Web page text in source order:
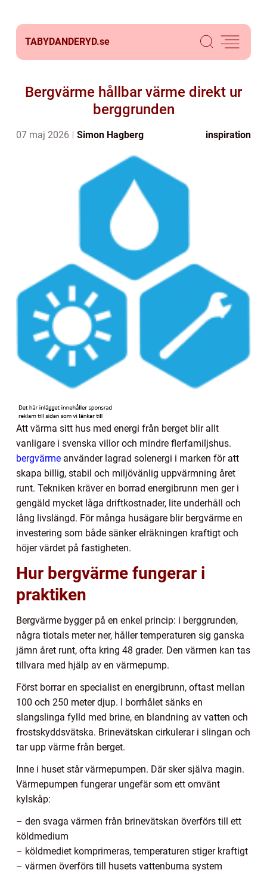
TABYDANDERYD.se
Bergvärme hållbar värme direkt ur
berggrunden
07 maj 2026 Simon Hagberg inspiration
Att värma sitt hus med energi från berget blir allt
vanligare i svenska villor och mindre flerfamiljshus.
bergvärme använder lagrad solenergi i marken för att
skapa billig, stabil och miljövänlig uppvärmning året
runt. Tekniken kräver en borrad energibrunn men ger i
gengäld mycket låga driftkostnader, lite underhåll och
lång livslängd. För många husägare blir bergvärme en
investering som både sänker elräkningen kraftigt och
höjer värdet på fastigheten.
Hur bergvärme fungerar i
praktiken
Bergvärme bygger på en enkel princip: i berggrunden,
några tiotals meter ner, håller temperaturen sig ganska
jämn året runt, ofta kring 48 grader. Den värmen kan tas
tillvara med hjälp av en värmepump.
Först borrar en specialist en energibrunn, oftast mellan
100 och 250 meter djup. I borrhålet sänks en
slangslinga fylld med brine, en blandning av vatten och
frostskyddsvätska. Brinevätskan cirkulerar i slingan och
tar upp värme från berget.
Inne i huset står värmepumpen. Där sker själva magin.
Värmepumpen fungerar ungefär som ett omvänt
kylskåp:
– den svaga värmen från brinevätskan överförs till ett
köldmedium
– köldmediet komprimeras, temperaturen stiger kraftigt
– värmen överförs till husets vattenburna system